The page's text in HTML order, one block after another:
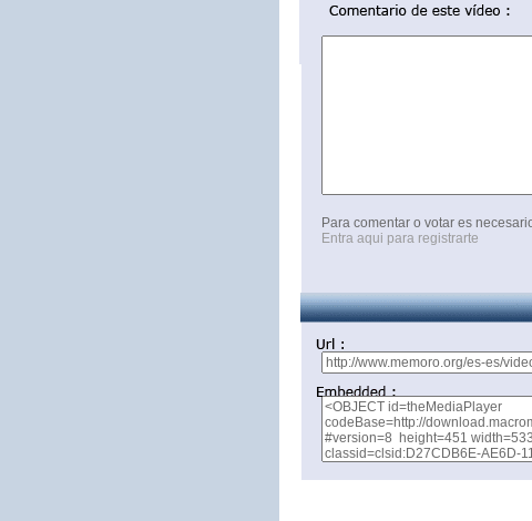
Para comentar o votar es
Entra aqui para registrarte